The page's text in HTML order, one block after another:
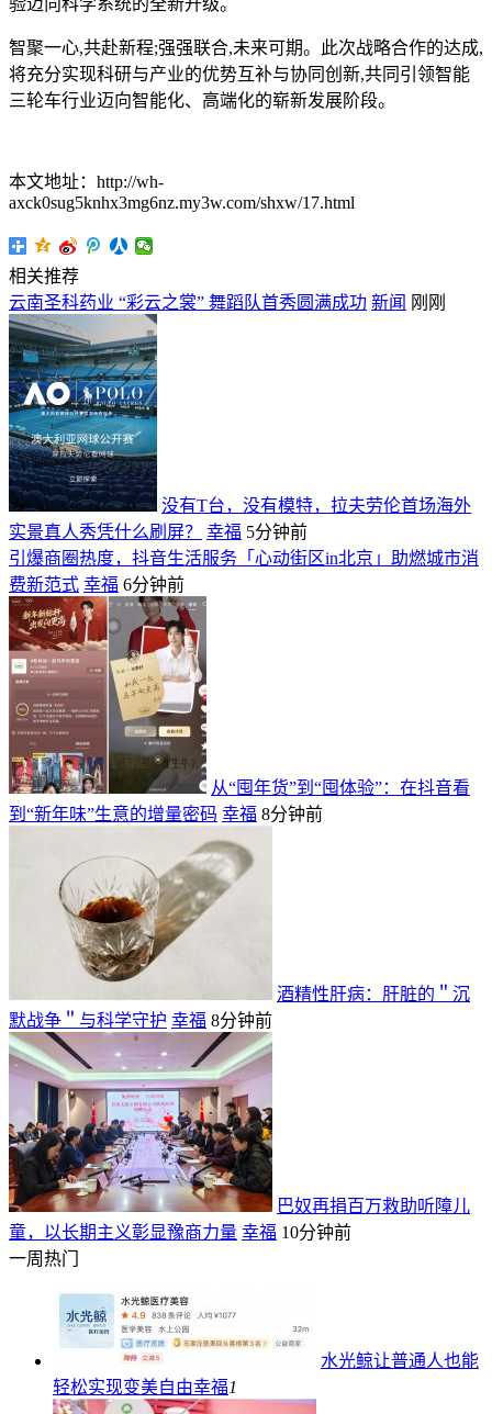
验迈向科学系统的全新升级。
智聚一心,共赴新程;强强联合,未来可期。此次战略合作的达成,
将充分实现科研与产业的优势互补与协同创新,共同引领智能
三轮车行业迈向智能化、高端化的崭新发展阶段。
本文地址：http://wh-
axck0sug5knhx3mg6nz.my3w.com/shxw/17.html
相关推荐
云南圣科药业 “彩云之裳” 舞蹈队首秀圆满成功 新闻 刚刚
没有T台，没有模特，拉夫劳伦首场海外
实景真人秀凭什么刷屏？
幸福 5分钟前
引爆商圈热度，抖音生活服务「心动街区in北京」助燃城市消
费新范式 幸福 6分钟前
从“囤年货”到“囤体验”：在抖音看
到“新年味”生意的增量密码 幸福 8分钟前
酒精性肝病：肝脏的＂沉
默战争＂与科学守护 幸福 8分钟前
巴奴再捐百万救助听障儿
童，以长期主义彰显豫商力量 幸福 10分钟前
一周热门
水光鲸让普通人也能
轻松实现变美自由幸福1